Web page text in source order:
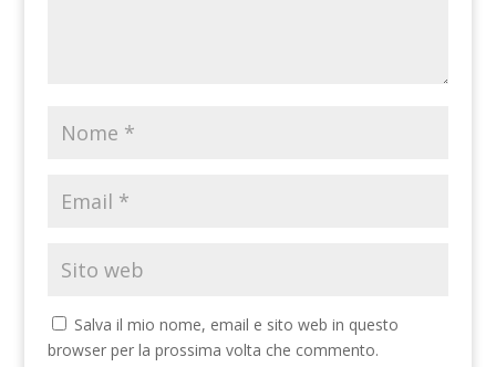
Salva il mio nome, email e sito web in questo
browser per la prossima volta che commento.